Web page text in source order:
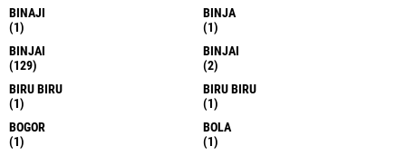
BINAJI
(1)
BINJA
(1)
BINJAI
(129)
BINJAI
(2)
BIRU BIRU
(1)
BIRU BIRU
(1)
BOGOR
(1)
BOLA
(1)